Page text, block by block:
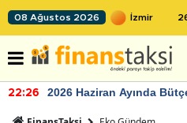
08 Ağustos 2026
22:26 2026 Haziran Ayında